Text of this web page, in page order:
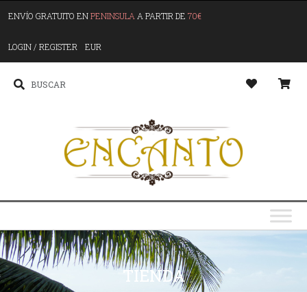
ENVÍO GRATUITO ENPENINSULA A PARTIR DE 70€
LOGIN / REGISTER EUR
TIENDA